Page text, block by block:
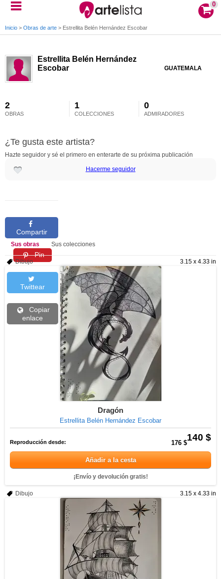
0
Inicio > Obras de arte > Estrellita Belén Hernández Escobar
Estrellita Belén Hernández
Escobar
GUATEMALA
2
OBRAS
1
COLECCIONES
0
ADMIRADORES
¿Te gusta este artista?
Hazte seguidor y sé el primero en enterarte de su próxima publicación
Hacerme seguidor
Compartir
Pin
Twittear
Copiar
enlace
Sus obras Sus colecciones
3.15 x 4.33 in
Dibujo
Dragón
Estrellita Belén Hernández Escobar
140 $
Reproducción desde: 176 $
Añadir a la cesta
¡Envío y devolución gratis!
3.15 x 4.33 in
Dibujo